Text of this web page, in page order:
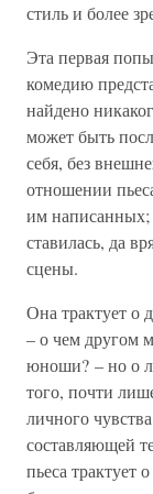
стиль и более
Эта первая
комедию
найдено
может быть
себя, без
отношении
им написанных;
ставилась, да
сцены.
Она трактует о
– о чем другом
юноши? – но о
того, почти
личного
составляющей
пьеса трактует